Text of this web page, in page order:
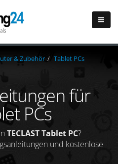
& Zubehör
Tablet PCs
für
PCs
TECLAST Tablet PC?
und kostenlose